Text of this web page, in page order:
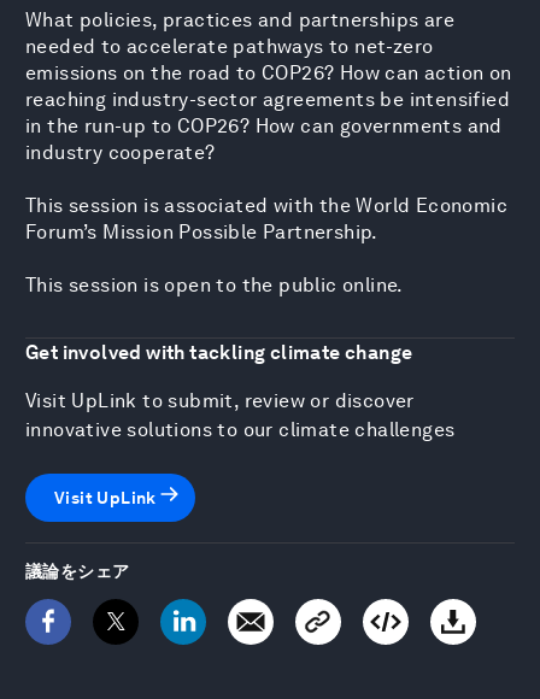
What policies, practices and partnerships are
needed to accelerate pathways to net-zero
emissions on the road to COP26? How can action on
reaching industry-sector agreements be intensified
in the run-up to COP26? How can governments and
industry cooperate?
This session is associated with the World Economic
Forum’s Mission Possible Partnership.
This session is open to the public online.
Get involved with tackling climate change
Visit UpLink to submit, review or discover
innovative solutions to our climate challenges
Visit UpLink
議論をシェア